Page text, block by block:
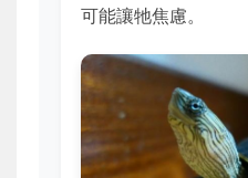
可能讓牠焦慮。